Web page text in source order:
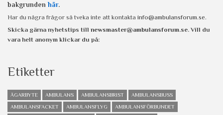
bakgrunden här.
Har du några frågor så tveka inte att kontakta info@ambulansforum.se.
Skicka gärna nyhetstips till newsmaster@ambulansforum.se. Vill du
vara helt anonym klickar du på:
Etiketter
ÄGARBYTE AMBULANS AMBULANSBRIST
AMBULANSBUSS
AMBULANSFACKET
AMBULANSFLYG
AMBULANSFÖRBUNDET